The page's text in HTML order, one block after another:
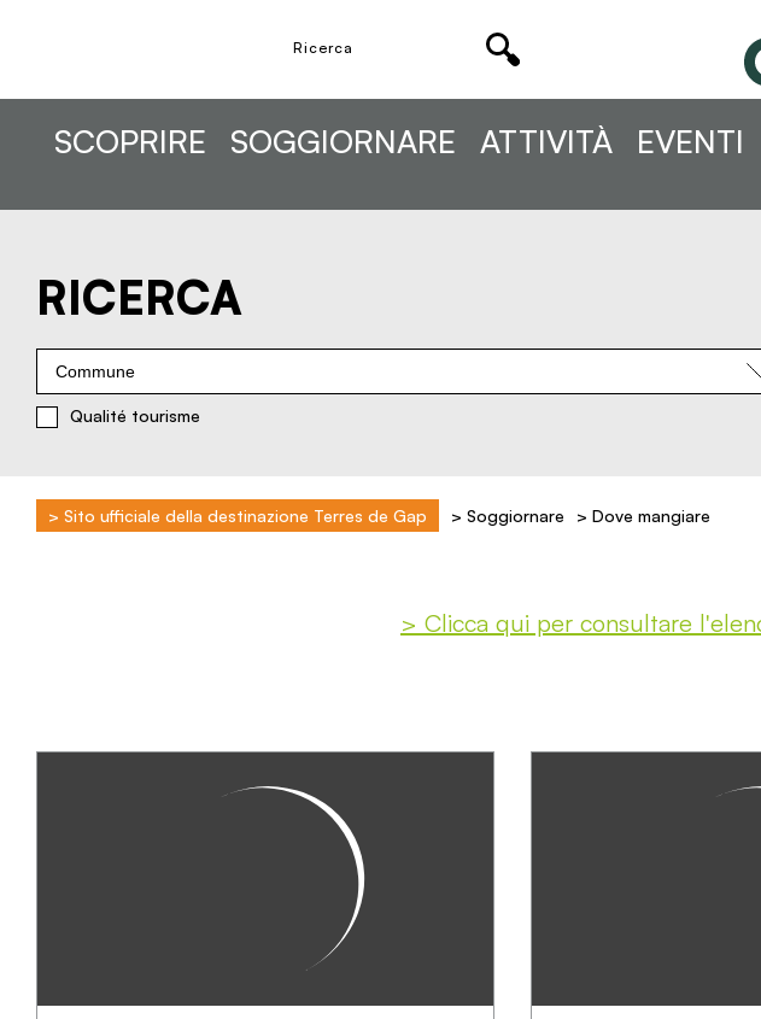
SCOPRIRE SOGGIORNARE ATTIVITÀ EVENTI
RICERCA
Commune
Qualité tourisme
> Sito ufficiale della destinazione Terres de Gap > Soggiornare > Dove mangiare
> Clicca qui per consultare